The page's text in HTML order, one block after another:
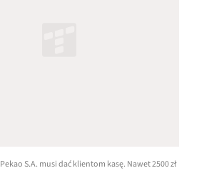
Pekao S.A. musi dać klientom kasę. Nawet 2500 zł